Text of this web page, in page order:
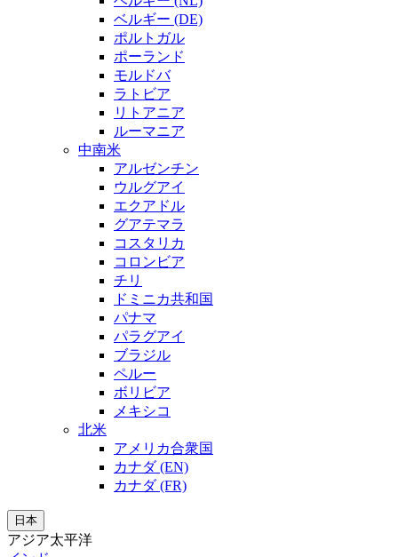
ベルギー (DE)
ポルトガル
ポーランド
モルドバ
ラトビア
リトアニア
ルーマニア
中南米
アルゼンチン
ウルグアイ
エクアドル
グアテマラ
コスタリカ
コロンビア
チリ
ドミニカ共和国
パナマ
パラグアイ
ブラジル
ペルー
ボリビア
メキシコ
北米
アメリカ合衆国
カナダ (EN)
カナダ (FR)
日本
アジア太平洋